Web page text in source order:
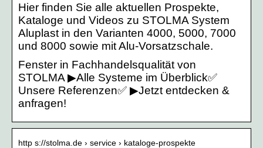
Hier finden Sie alle aktuellen Prospekte,
Kataloge und Videos zu STOLMA System
Aluplast in den Varianten 4000, 5000, 7000
und 8000 sowie mit Alu-Vorsatzschale.
Fenster in Fachhandelsqualität von
STOLMA ▶Alle Systeme im Überblick✅
Unsere Referenzen✅ ▶Jetzt entdecken &
anfragen!
http s://stolma.de › service › kataloge-prospekte